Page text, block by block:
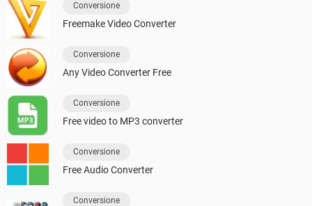
Conversione
Freemake Video Converter
Conversione
Any Video Converter Free
Conversione
Free video to MP3 converter
Conversione
Free Audio Converter
Conversione